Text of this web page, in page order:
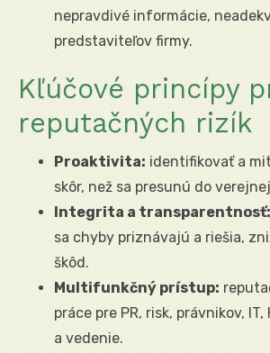
nepravdivé informácie,
predstaviteľov firmy.
Kľúčové princípy
reputačných rizík
Proaktivita: identifikovať a
skôr, než sa presunú do
Integrita a transparentnosť:
sa chyby priznávajú a riešia,
škôd.
Multifunkčný prístup:
práce pre PR, risk, právnikov,
a vedenie.